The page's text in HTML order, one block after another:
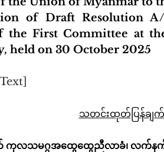
of Draft Resolution A/
the First Committee at
held on 30 October 2025
သတင်းထုတ်ပြန်ချက်
က် ကုလသမဂ္ဂအထွေထွေညီလာခံ၊ လက်နက်